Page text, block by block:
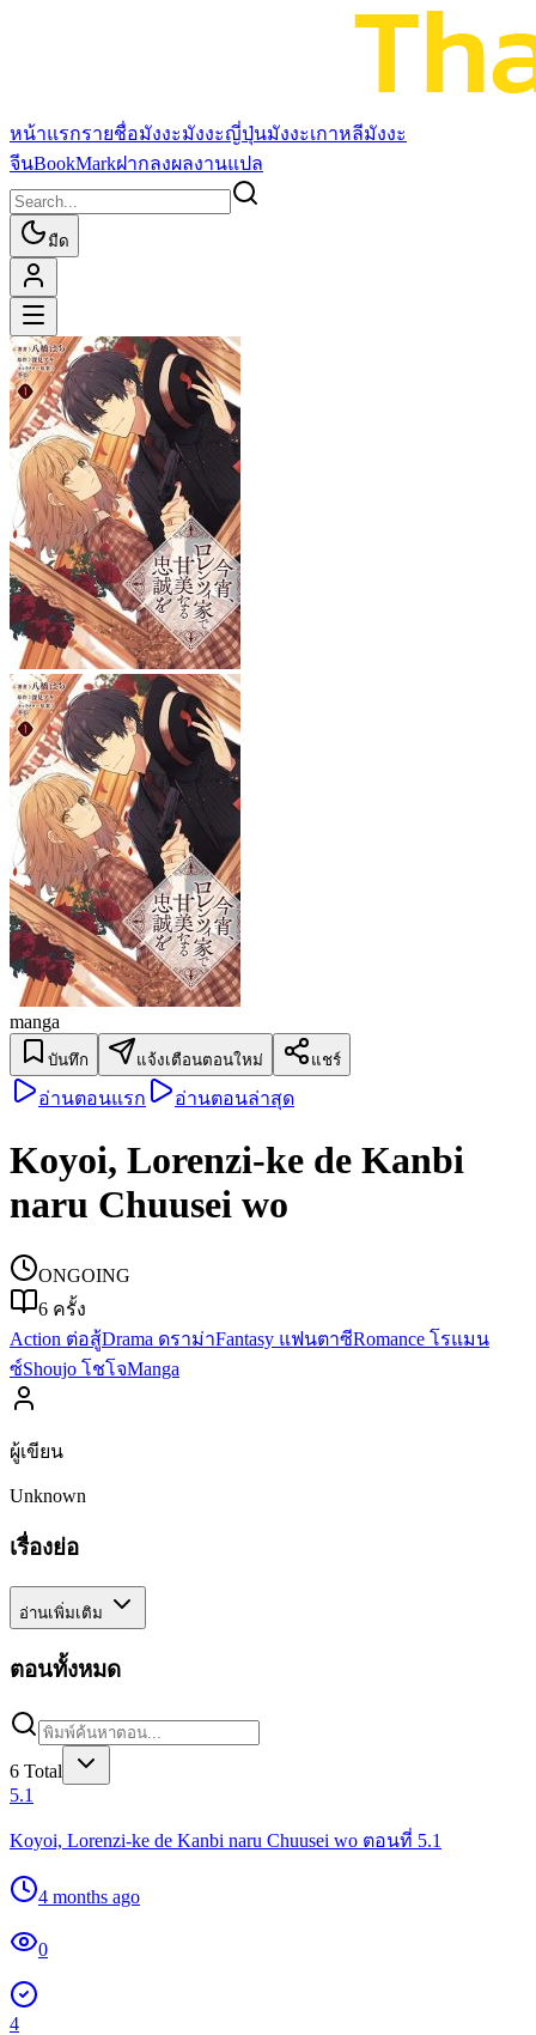
หน้าแรกรายชื่อมังงะมังงะญี่ปุ่นมังงะเกาหลีมังงะ
จีนBookMarkฝากลงผลงานแปล
มืด
manga
บันทึก แจ้งเตือนตอนใหม่ แชร์
อ่านตอนแรก อ่านตอนล่าสุด
Koyoi, Lorenzi-ke de Kanbi
naru Chuusei wo
ONGOING
6 ครั้ง
Action ต่อสู้Drama ดราม่าFantasy แฟนตาซีRomance โรแมน
ซ์Shoujo โชโจManga
ผู้เขียน
Unknown
เรื่องย่อ
อ่านเพิ่มเติม
ตอนทั้งหมด
6 Total
5.1
Koyoi, Lorenzi-ke de Kanbi naru Chuusei wo ตอนที่ 5.1
4 months ago
0
4